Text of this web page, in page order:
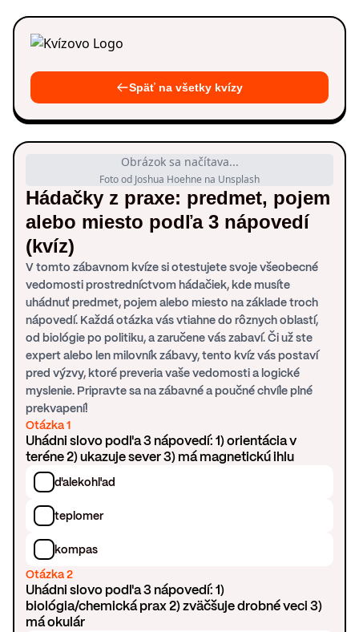
Späť na všetky kvízy
Obrázok sa načítava...
Foto od Joshua Hoehne na Unsplash
Hádačky z praxe: predmet, pojem
alebo miesto podľa 3 nápovedí
(kvíz)
V tomto zábavnom kvíze si otestujete svoje všeobecné
vedomosti prostredníctvom hádačiek, kde musíte
uhádnuť predmet, pojem alebo miesto na základe troch
nápovedí. Každá otázka vás vtiahne do rôznych oblastí,
od biológie po politiku, a zaručene vás zabaví. Či už ste
expert alebo len milovník zábavy, tento kvíz vás postaví
pred výzvy, ktoré preveria vaše vedomosti a logické
myslenie. Pripravte sa na zábavné a poučné chvíle plné
prekvapení!
Otázka 1
Uhádni slovo podľa 3 nápovedí: 1) orientácia v
teréne 2) ukazuje sever 3) má magnetickú ihlu
ďalekohľad
teplomer
kompas
Otázka 2
Uhádni slovo podľa 3 nápovedí: 1)
biológia/chemická prax 2) zväčšuje drobné veci 3)
má okulár